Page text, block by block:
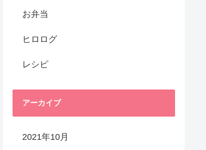
お弁当
ヒロログ
レシピ
アーカイブ
2021年10月